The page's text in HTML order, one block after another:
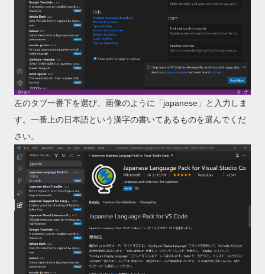
左のタブ一番下を選び、画像のように「japanese」と入力しま
す。一番上の日本語という漢字の書いてあるものを選んでくだ
さい。